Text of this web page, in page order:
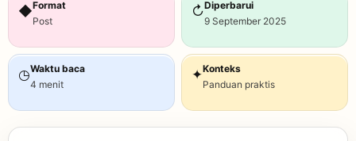
◆Format
Post
↻Diperbarui
9 September 2025
◷Waktu baca
4 menit
✦Konteks
Panduan praktis